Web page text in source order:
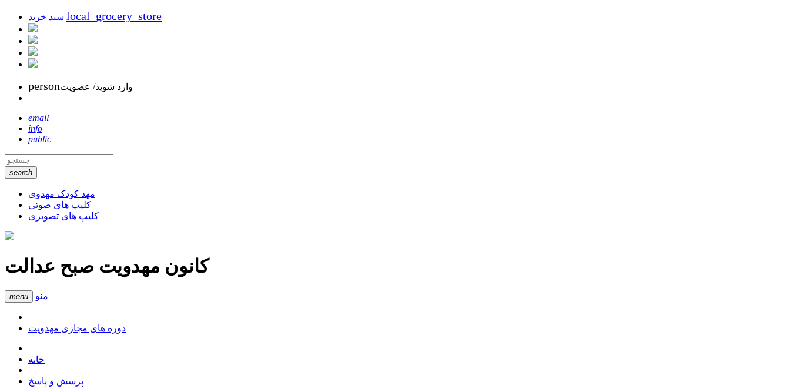
local_grocery_store
personوارد شوید/ عضویت
email
info
public
search
مهد کودک مهدوی
کلیپ های صوتی
کلیپ های تصویری
کانون مهدویت صبح عدالت
menu منو
دوره های مجازی مهدویت
خانه
پرسش و پاسخ